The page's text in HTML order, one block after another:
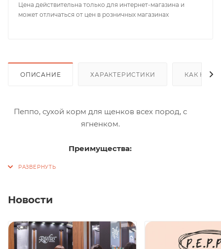
Цена действительна только для интернет-магазина и
может отличаться от цен в розничных магазинах
ОПИСАНИЕ ХАРАКТЕРИСТИКИ КАК
Пеппо, сухой корм для щенков всех пород, с
ягненком.
Преимущества:
питомца.
хорошо усваивается и обеспечивает легкий
переход к твердой пище, что очень важно для
Новости